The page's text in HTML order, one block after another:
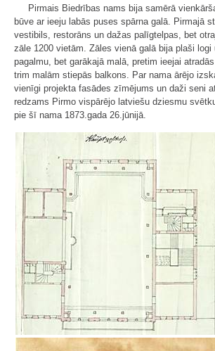
Pirmais Biedrības nams bija samērā
būve ar ieeju labās puses spārna galā. Pirmajā
vestibils, restorāns un dažas palīgtelpas, bet
zāle 1200 vietām. Zāles vienā galā bija plaši logi
pagalmu, bet garākajā malā, pretim ieejai
trim malām stiepās balkons. Par nama ārējo
vienīgi projekta fasādes zīmējums un daži seni
redzams Pirmo vispārējo latviešu dziesmu
pie šī nama 1873.gada 26.jūnijā.